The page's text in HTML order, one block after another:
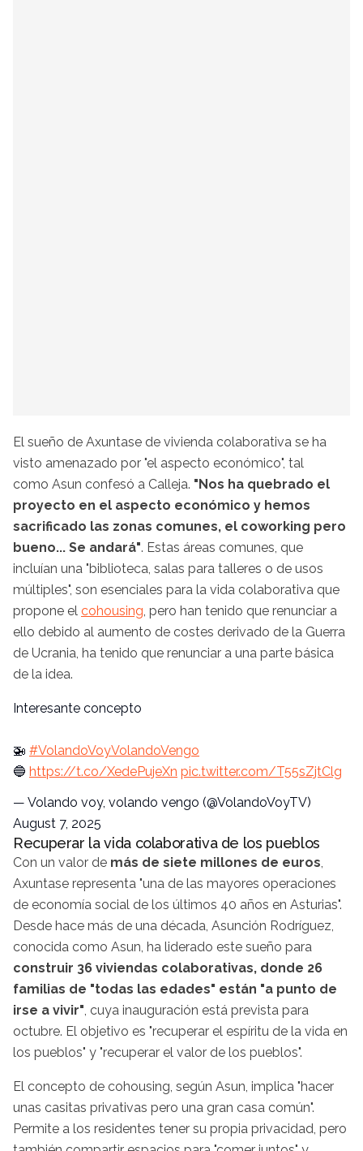
El sueño de Axuntase de vivienda colaborativa se ha
visto amenazado por "el aspecto económico", tal
como Asun confesó a Calleja. "Nos ha quebrado el
proyecto en el aspecto económico y hemos
sacrificado las zonas comunes, el coworking pero
bueno... Se andará". Estas áreas comunes, que
incluían una "biblioteca, salas para talleres o de usos
múltiples", son esenciales para la vida colaborativa que
propone el cohousing, pero han tenido que renunciar a
ello debido al aumento de costes derivado de la Guerra
de Ucrania, ha tenido que renunciar a una parte básica
de la idea.
Interesante concepto
🚁 #VolandoVoyVolandoVengo
🔵 https://t.co/XedePujeXn pic.twitter.com/T55sZjtClg
— Volando voy, volando vengo (@VolandoVoyTV)
August 7, 2025
Recuperar la vida colaborativa de los pueblos
Con un valor de más de siete millones de euros,
Axuntase representa "una de las mayores operaciones
de economía social de los últimos 40 años en Asturias".
Desde hace más de una década, Asunción Rodríguez,
conocida como Asun, ha liderado este sueño para
construir 36 viviendas colaborativas, donde 26
familias de "todas las edades" están "a punto de
irse a vivir", cuya inauguración está prevista para
octubre. El objetivo es "recuperar el espíritu de la vida en
los pueblos" y "recuperar el valor de los pueblos".
El concepto de cohousing, según Asun, implica "hacer
unas casitas privativas pero una gran casa común".
Permite a los residentes tener su propia privacidad, pero